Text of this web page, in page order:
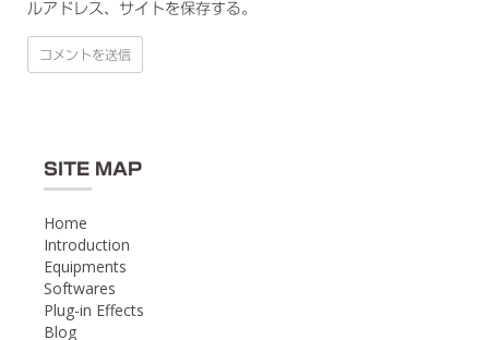
ルアドレス、サイトを保存する。
SITE MAP
Home
Introduction
Equipments
Softwares
Plug-in Effects
Blog